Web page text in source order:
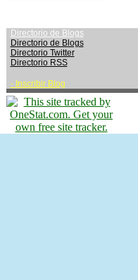
Directorio de Blogs
Directorio de Blogs
Directorio Twitter
Directorio RSS
- Inscribir Blog